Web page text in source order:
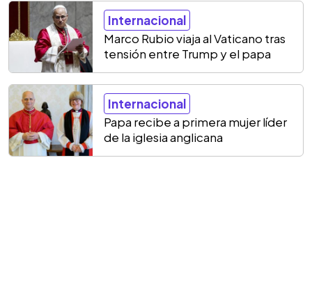
Internacional
Marco Rubio viaja al Vaticano tras
tensión entre Trump y el papa
Internacional
Papa recibe a primera mujer líder
de la iglesia anglicana